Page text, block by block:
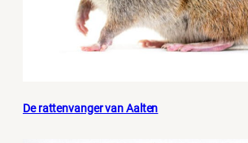
De rattenvanger van Aalten